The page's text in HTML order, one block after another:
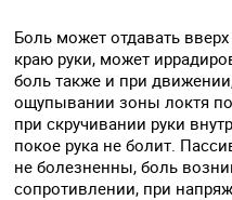
Боль может отдавать
краю руки, может
боль также и при
ощупывании зоны локтя
при скручивании руки
покое рука не болит.
не болезненны, боль
сопротивлении, при